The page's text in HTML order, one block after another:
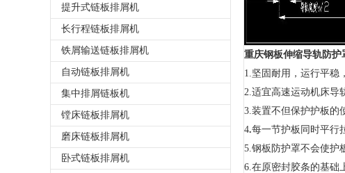
提升式链板排屑机
长行程链板排屑机
铁屑输送链板排屑机
自动链板排屑机
集中排屑链板机
镗床链板排屑机
磨床链板排屑机
卧式链板排屑机
重庆钢板伸缩导轨防护
1.坚固耐用，运行平稳
2.适宜高速运动机床导
3.装置不但保护护板的
4.每一节护板同时平行
5.钢板防护罩不会使护
6.在原密封胶条的基础